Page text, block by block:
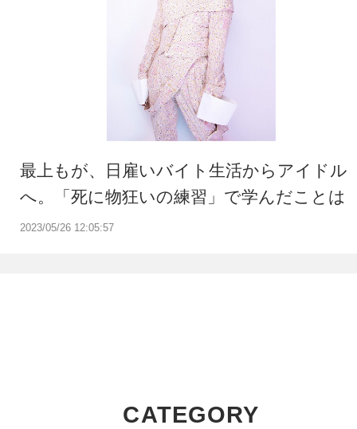
2023/05/26 12:05:57
最上もが、日雇いバイト生活からアイドル
へ。「死に物狂いの練習」で学んだことは
CATEGORY